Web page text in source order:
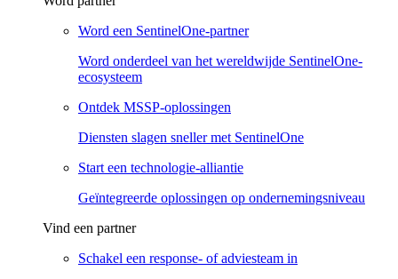
Word een SentinelOne-partner
Word onderdeel van het wereldwijde SentinelOne-
ecosysteem
Ontdek MSSP-oplossingen
Diensten slagen sneller met SentinelOne
Start een technologie-alliantie
Geïntegreerde oplossingen op ondernemingsniveau
Vind een partner
Schakel een response- of adviesteam in